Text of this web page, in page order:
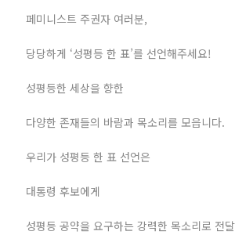
페미니스트 주권자 여러분,
당당하게 ‘성평등 한 표’를 선언해주세요!
성평등한 세상을 향한
다양한 존재들의 바람과 목소리를 모읍니다.
우리가 성평등 한 표 선언은
대통령 후보에게
성평등 공약을 요구하는 강력한 목소리로 전